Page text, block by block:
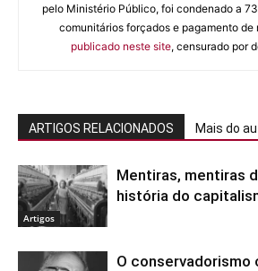
pelo Ministério Público, foi condenado a
comunitários forçados e pagamento de
publicado neste site, censurado por
ARTIGOS RELACIONADOS Mais do
Artigos
Mentiras, mentiras
história do
O conservadorismo